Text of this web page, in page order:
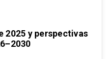
y perspectivas